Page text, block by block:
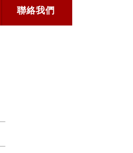
聯絡我們